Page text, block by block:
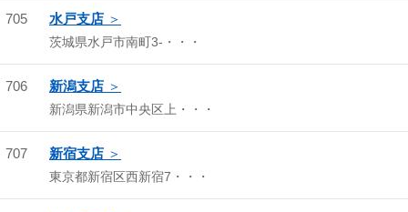
705 水戸支店
茨城県水戸市南町3-・・・
706 新潟支店
新潟県新潟市中央区上・・・
707 新宿支店
東京都新宿区西新宿7・・・